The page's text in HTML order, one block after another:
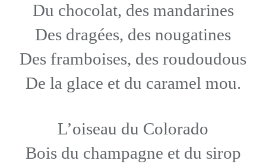
Du chocolat, des mandarines
Des dragées, des nougatines
Des framboises, des roudoudous
De la glace et du caramel mou.
L’oiseau du Colorado
Bois du champagne et du sirop